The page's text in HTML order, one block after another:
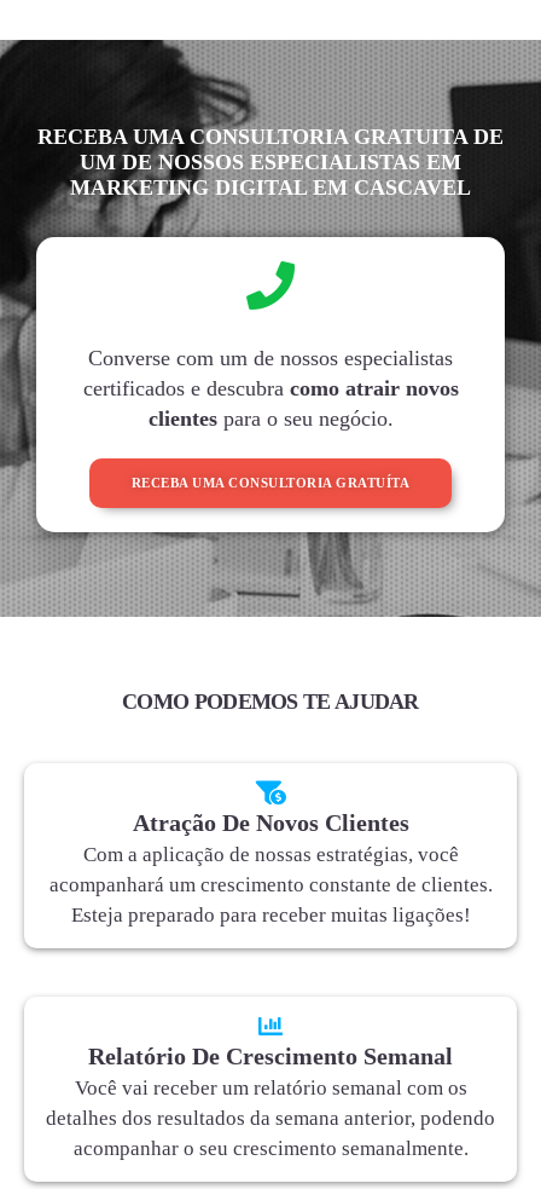
RECEBA UMA CONSULTORIA GRATUITA DE
UM DE NOSSOS ESPECIALISTAS EM
MARKETING DIGITAL EM CASCAVEL
Converse com um de nossos especialistas
certificados e descubra como atrair novos
clientespara o seu negócio.
RECEBA UMA CONSULTORIA GRATUÍTA
COMO PODEMOS TE AJUDAR
Atração De Novos Clientes
Com a aplicação de nossas estratégias, você
acompanhará um crescimento constante de clientes.
Esteja preparado para receber muitas ligações!
Relatório De Crescimento Semanal
Você vai receber um relatório semanal com os
detalhes dos resultados da semana anterior, podendo
acompanhar o seu crescimento semanalmente.